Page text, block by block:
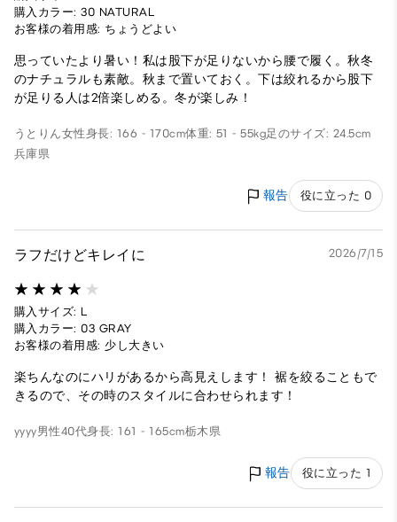
購入カラー: 30 NATURAL
お客様の着用感: ちょうどよい
思っていたより暑い！私は股下が足りないから腰で履く。秋冬
のナチュラルも素敵。秋まで置いておく。下は絞れるから股下
が足りる人は2倍楽しめる。冬が楽しみ！
うとりん女性身長: 166 - 170cm体重: 51 - 55kg足のサイズ: 24.5cm
兵庫県
報告 役に立った 0
ラフだけどキレイに 2026/7/15
購入サイズ: L
購入カラー: 03 GRAY
お客様の着用感: 少し大きい
楽ちんなのにハリがあるから高見えします！ 裾を絞ることもで
きるので、その時のスタイルに合わせられます！
yyyy男性40代身長: 161 - 165cm栃木県
報告 役に立った 1